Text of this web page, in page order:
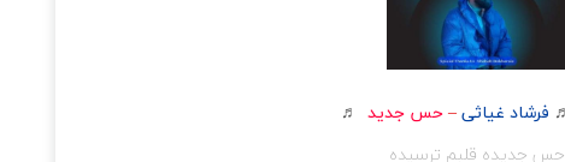
فرشاد غیاثی –حس جدید
♬
حس جدیده قلبم ترسیده